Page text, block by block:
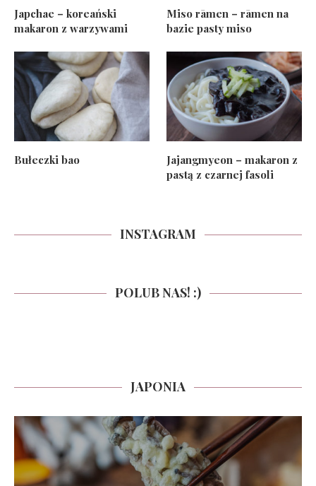
Japchae – koreański
makaron z warzywami
Miso rāmen – rāmen na
bazie pasty miso
Bułeczki bao
Jajangmyeon – makaron z
pastą z czarnej fasoli
INSTAGRAM
POLUB NAS! :)
JAPONIA